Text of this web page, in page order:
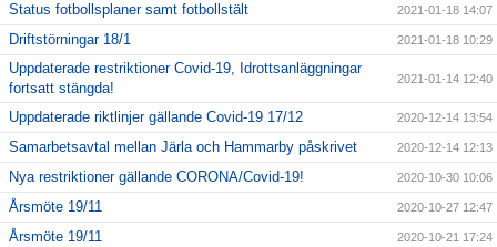
Status fotbollsplaner samt fotbollstält 2021-01-18 14:07
Driftstörningar 18/1 2021-01-18 10:29
Uppdaterade restriktioner Covid-19, Idrottsanläggningar
fortsatt stängda!
2021-01-14 12:40
Uppdaterade riktlinjer gällande Covid-19 17/12 2020-12-14 13:54
Samarbetsavtal mellan Järla och Hammarby påskrivet 2020-12-14 12:13
Nya restriktioner gällande CORONA/Covid-19! 2020-10-30 10:06
Årsmöte 19/11 2020-10-27 12:47
Årsmöte 19/11 2020-10-21 17:24